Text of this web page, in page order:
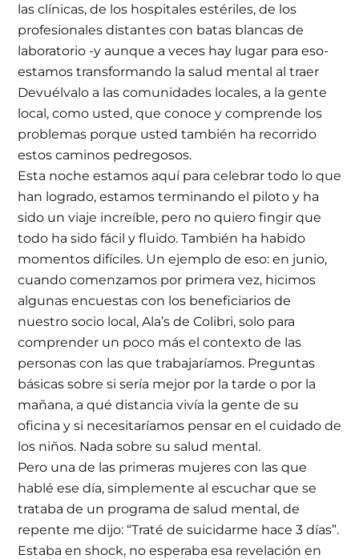
las clínicas, de los hospitales estériles, de los
profesionales distantes con batas blancas de
laboratorio -y aunque a veces hay lugar para eso-
estamos transformando la salud mental al traer
Devuélvalo a las comunidades locales, a la gente
local, como usted, que conoce y comprende los
problemas porque usted también ha recorrido
estos caminos pedregosos.
Esta noche estamos aquí para celebrar todo lo que
han logrado, estamos terminando el piloto y ha
sido un viaje increíble, pero no quiero fingir que
todo ha sido fácil y fluido. También ha habido
momentos difíciles. Un ejemplo de eso: en junio,
cuando comenzamos por primera vez, hicimos
algunas encuestas con los beneficiarios de
nuestro socio local, Ala’s de Colibri, solo para
comprender un poco más el contexto de las
personas con las que trabajaríamos. Preguntas
básicas sobre si sería mejor por la tarde o por la
mañana, a qué distancia vivía la gente de su
oficina y si necesitaríamos pensar en el cuidado de
los niños. Nada sobre su salud mental.
Pero una de las primeras mujeres con las que
hablé ese día, simplemente al escuchar que se
trataba de un programa de salud mental, de
repente me dijo: “Traté de suicidarme hace 3 días”.
Estaba en shock, no esperaba esa revelación en